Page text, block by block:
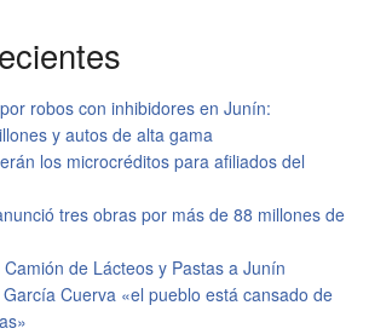
robos con inhibidores en Junín:
y autos de alta gama
los microcréditos para afiliados del
tres obras por más de 88 millones de
de Lácteos y Pastas a Junín
Cuerva «el pueblo está cansado de